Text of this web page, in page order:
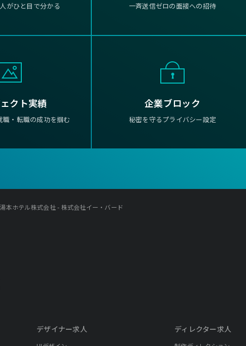
がひと目で分かる 一斉送信ゼロの面接への招待
クト実績
・転職の成功を掴む
企業ブロック
秘密を守るプライバシー設定
本ホテル株式会社 - 株式会社イー・バード
デザイナー求人 ディレクター求人